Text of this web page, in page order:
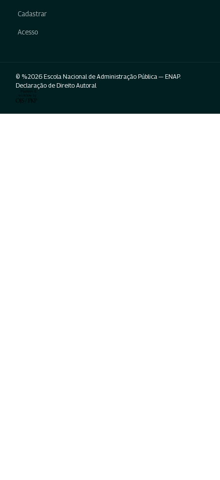
Cadastrar
Acesso
© %2026 Escola Nacional de Administração Pública — ENAP.
Declaração de Direito Autoral